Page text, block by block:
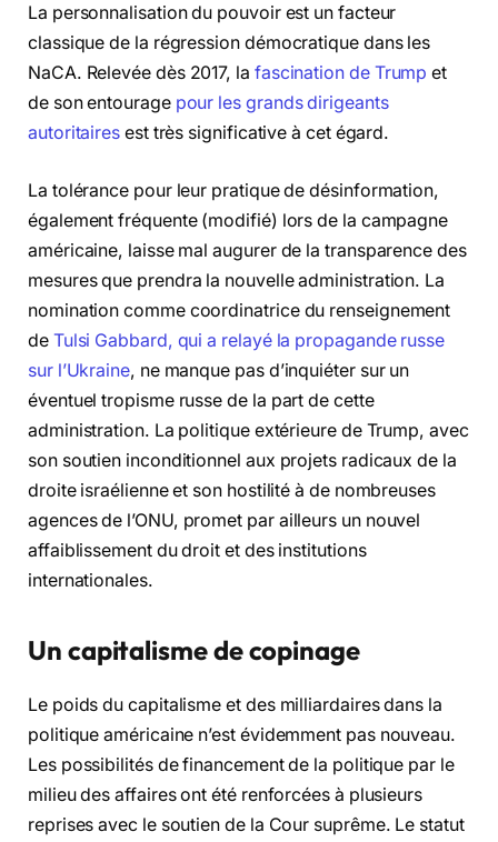
La personnalisation du pouvoir est un facteur
classique de la régression démocratique dans les
NaCA. Relevée dès 2017, la fascination de Trump et
de son entourage pour les grands dirigeants
autoritaires est très significative à cet égard.
La tolérance pour leur pratique de désinformation,
également fréquente (modifié) lors de la campagne
américaine, laisse mal augurer de la transparence des
mesures que prendra la nouvelle administration. La
nomination comme coordinatrice du renseignement
de Tulsi Gabbard, qui a relayé la propagande russe
sur l’Ukraine, ne manque pas d’inquiéter sur un
éventuel tropisme russe de la part de cette
administration. La politique extérieure de Trump, avec
son soutien inconditionnel aux projets radicaux de la
droite israélienne et son hostilité à de nombreuses
agences de l’ONU, promet par ailleurs un nouvel
affaiblissement du droit et des institutions
internationales.
Un capitalisme de copinage
Le poids du capitalisme et des milliardaires dans la
politique américaine n’est évidemment pas nouveau.
Les possibilités de financement de la politique par le
milieu des affaires ont été renforcées à plusieurs
reprises avec le soutien de la Cour suprême. Le statut